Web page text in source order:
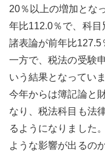
20％以上の増加とな
年比112.0％で、科
諸表論が前年比127.5
一方で、税法の受験
いう結果となっていま
今年からは簿記論と
なり、税法科目も法
るようになりました
ような影響が出るの